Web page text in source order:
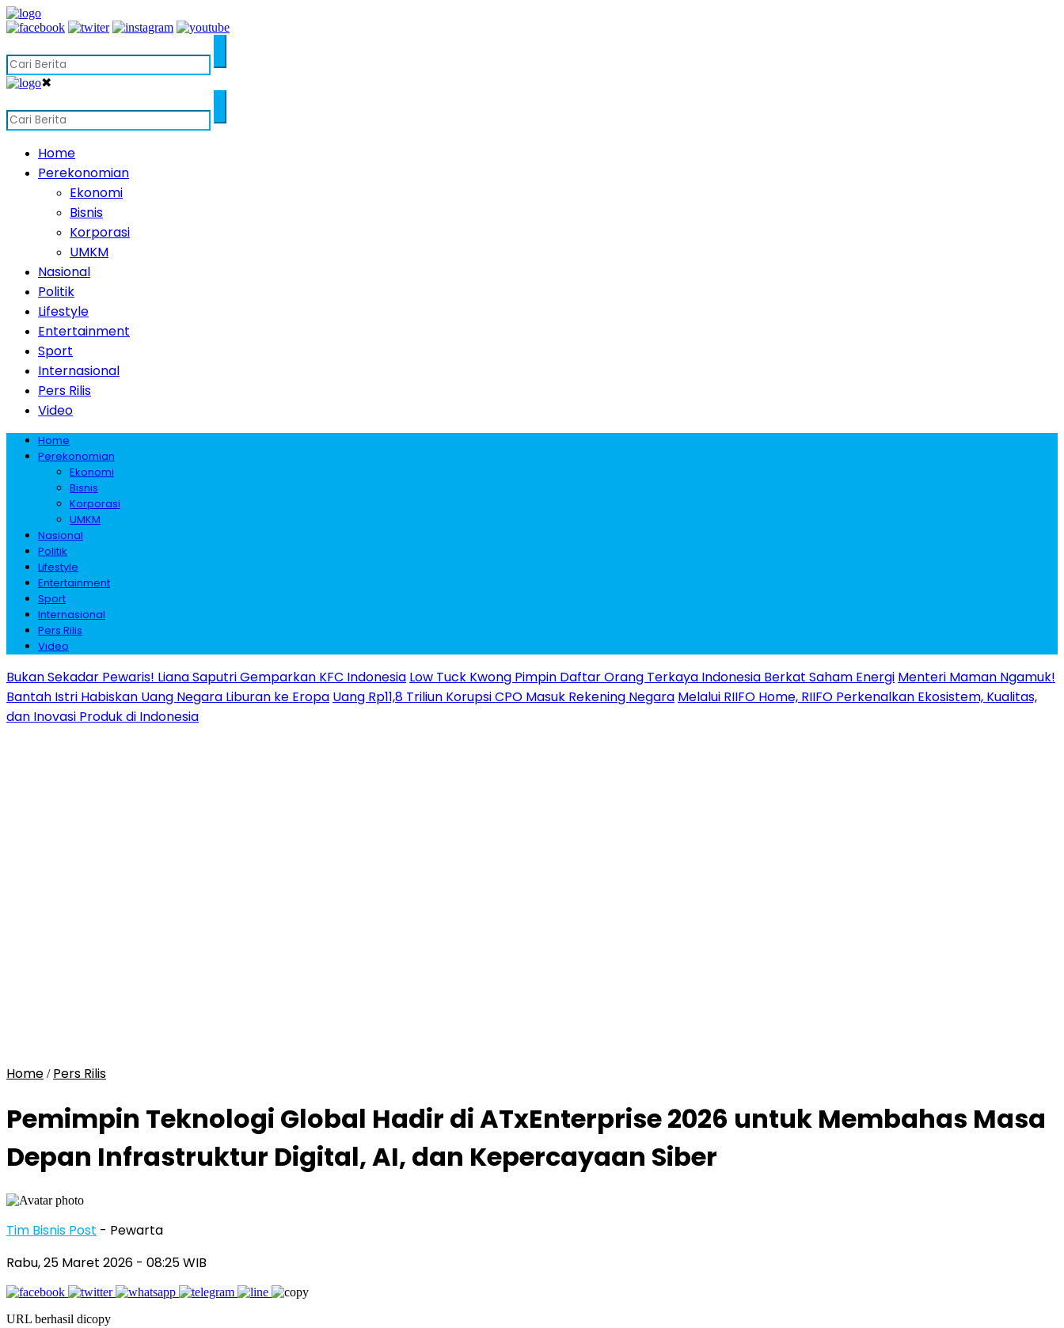
✖
Home
Perekonomian
Ekonomi
Bisnis
Korporasi
UMKM
Nasional
Politik
Lifestyle
Entertainment
Sport
Internasional
Pers Rilis
Video
Home
Perekonomian
Ekonomi
Bisnis
Korporasi
UMKM
Nasional
Politik
Lifestyle
Entertainment
Sport
Internasional
Pers Rilis
Video
Bukan Sekadar Pewaris! Liana Saputri Gemparkan KFC Indonesia Low Tuck Kwong Pimpin Daftar Orang Terkaya Indonesia Berkat Saham Energi Menteri Maman Ngamuk!
Bantah Istri Habiskan Uang Negara Liburan ke Eropa Uang Rp11,8 Triliun Korupsi CPO Masuk Rekening Negara Melalui RIIFO Home, RIIFO Perkenalkan Ekosistem, Kualitas,
dan Inovasi Produk di Indonesia
Home / Pers Rilis
Pemimpin Teknologi Global Hadir di ATxEnterprise 2026 untuk Membahas Masa
Depan Infrastruktur Digital, AI, dan Kepercayaan Siber
Tim Bisnis Post - Pewarta
Rabu, 25 Maret 2026 - 08:25 WIB
URL berhasil dicopy